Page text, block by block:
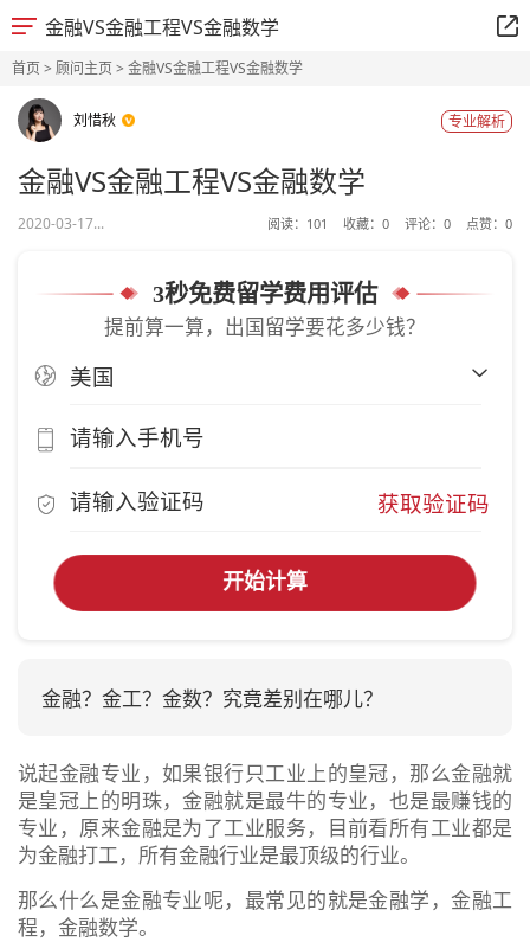
金融VS金融工程VS金融数学
首页> 顾问主页> 金融VS金融工程VS金融数学
刘惜秋 专业解析
金融VS金融工程VS金融数学
2020-03-17... 阅读： 101 收藏： 0 评论： 0 点赞： 0
3秒免费留学费用评估
提前算一算，出国留学要花多少钱？
获取验证码
开始计算
金融？金工？金数？究竟差别在哪儿？
说起金融专业，如果银行只工业上的皇冠，那么金融就
是皇冠上的明珠，金融就是最牛的专业，也是最赚钱的
专业，原来金融是为了工业服务，目前看所有工业都是
为金融打工，所有金融行业是最顶级的行业。
那么什么是金融专业呢，最常见的就是金融学，金融工
程，金融数学。